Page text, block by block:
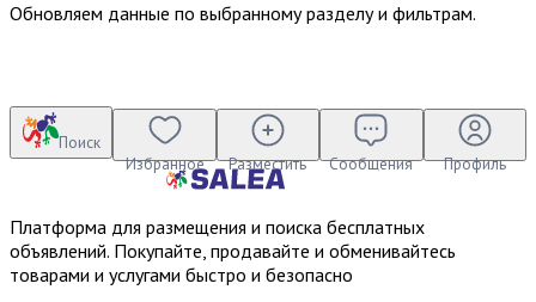
Обновляем данные по выбранному разделу и фильтрам.
Поиск
Избранное
Разместить Сообщения Профиль
Платформа для размещения и поиска бесплатных
объявлений. Покупайте, продавайте и обменивайтесь
товарами и услугами быстро и безопасно